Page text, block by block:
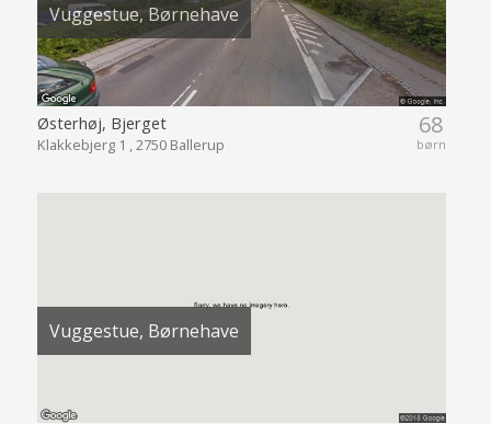
Vuggestue, Børnehave
68
børn
Østerhøj, Bjerget
Klakkebjerg 1 , 2750 Ballerup
Vuggestue, Børnehave